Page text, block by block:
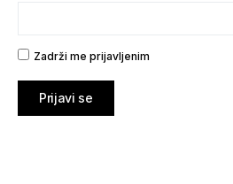
Zadrži me prijavljenim
Prijavi se